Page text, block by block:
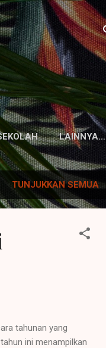
LAINNYA…
TUNJUKKAN SEMUA
tahunan yang
ini menampilkan